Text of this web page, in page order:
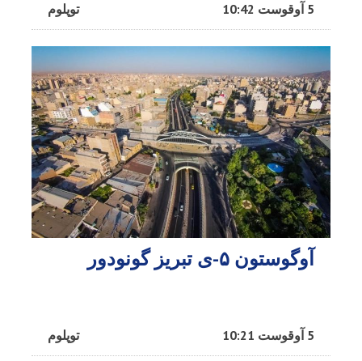
توپلوم 5 آوقوست 10:42
آوگوستون ۵-ی تبریز گونودور
توپلوم 5 آوقوست 10:21